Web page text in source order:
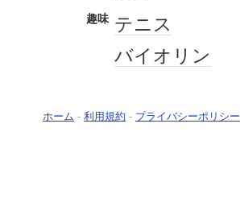
趣味 テニス
バイオリン
ホーム - 利用規約 - プライバシーポリシー